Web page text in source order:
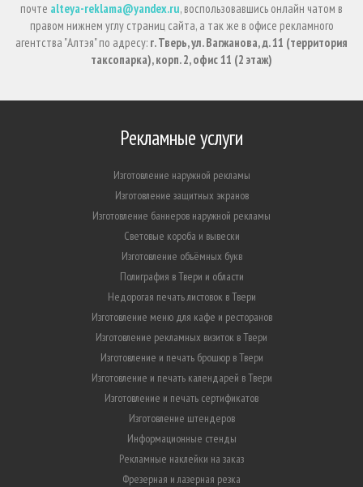
почте alteya-reklama@yandex.ru, воспользовавшись онлайн чатом в
правом нижнем углу страниц сайта, а так же в офисе рекламного
агентства "Алтэя" по адресу: г. Тверь, ул. Вагжанова, д. 11 (территория
таксопарка), корп. 2, офис 11 (2 этаж)
Рекламные услуги
Изготовление наружной рекламы
Изготовление защитных экранов
Изготовление баннеров наружной рекламы
Световые короба и вывески
Изготовление объёмных букв
Полиграфия в Твери и области
Недорогая печать листовок в Твери
Изготовление меню для кафе и ресторанов
Изготовление рекламных визиток в Твери
Изготовление и печать брошюр в Твери
Изготовление и печать календарей в Твери
Изготовление и печать сертификатов
Изготовление штендеров
Информационные стенды
Рекламные наклейки на заказ
Фрезерная и лазерная резка